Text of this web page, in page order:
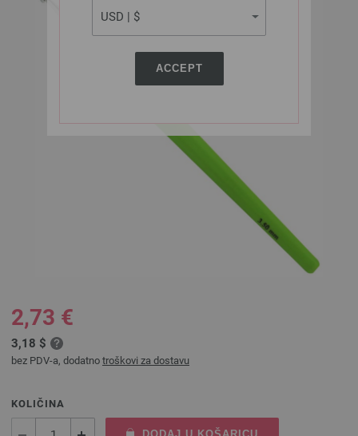
ACCEPT
2,73 €
3,18 $
bez PDV-a, dodatno troškovi za dostavu
KOLIČINA